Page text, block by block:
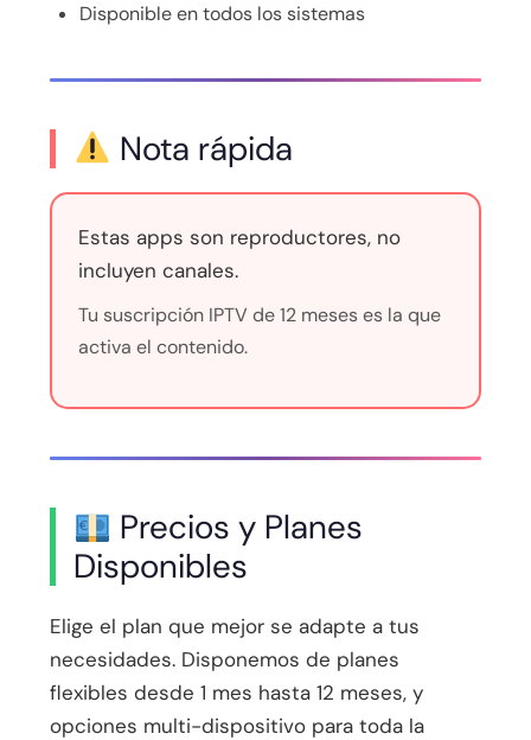
Disponible en todos los sistemas
Nota rápida
Estas apps son reproductores, no
incluyen canales.
Tu suscripción IPTV de 12 meses es la que
activa el contenido.
Precios y Planes
Disponibles
Elige el plan que mejor se adapte a tus
necesidades. Disponemos de planes
flexibles desde 1 mes hasta 12 meses, y
opciones multi-dispositivo para toda la